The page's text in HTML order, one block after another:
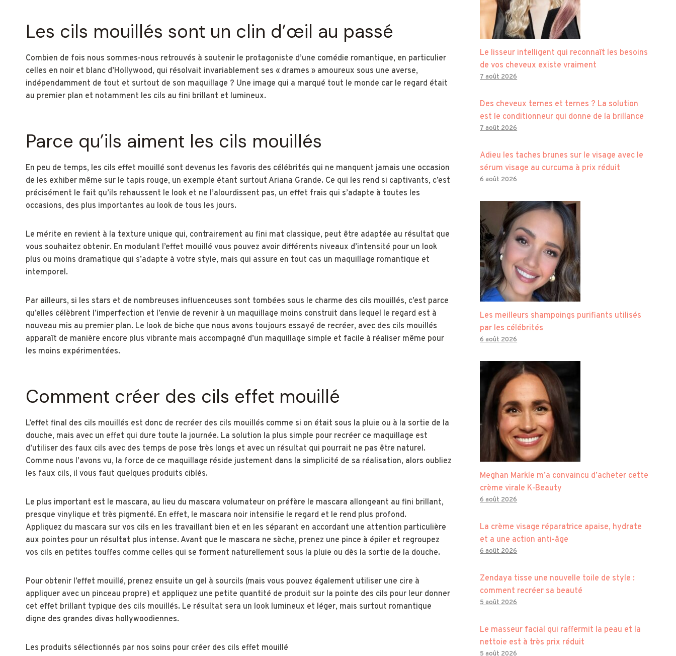
Les cils mouillés sont un clin d’œil au passé
Combien de fois nous sommes-nous retrouvés à soutenir le protagoniste d’une comédie romantique, en particulier
celles en noir et blanc d’Hollywood, qui résolvait invariablement ses « drames » amoureux sous une averse,
indépendamment de tout et surtout de son maquillage ? Une image qui a marqué tout le monde car le regard était
au premier plan et notamment les cils au fini brillant et lumineux.
Parce qu’ils aiment les cils mouillés
En peu de temps, les cils effet mouillé sont devenus les favoris des célébrités qui ne manquent jamais une occasion
de les exhiber même sur le tapis rouge, un exemple étant surtout Ariana Grande. Ce qui les rend si captivants, c’est
précisément le fait qu’ils rehaussent le look et ne l’alourdissent pas, un effet frais qui s’adapte à toutes les
occasions, des plus importantes au look de tous les jours.
Le mérite en revient à la texture unique qui, contrairement au fini mat classique, peut être adaptée au résultat que
vous souhaitez obtenir. En modulant l’effet mouillé vous pouvez avoir différents niveaux d’intensité pour un look
plus ou moins dramatique qui s’adapte à votre style, mais qui assure en tout cas un maquillage romantique et
intemporel.
Par ailleurs, si les stars et de nombreuses influenceuses sont tombées sous le charme des cils mouillés, c’est parce
qu’elles célèbrent l’imperfection et l’envie de revenir à un maquillage moins construit dans lequel le regard est à
nouveau mis au premier plan. Le look de biche que nous avons toujours essayé de recréer, avec des cils mouillés
apparaît de manière encore plus vibrante mais accompagné d’un maquillage simple et facile à réaliser même pour
les moins expérimentées.
Comment créer des cils effet mouillé
L’effet final des cils mouillés est donc de recréer des cils mouillés comme si on était sous la pluie ou à la sortie de la
douche, mais avec un effet qui dure toute la journée. La solution la plus simple pour recréer ce maquillage est
d’utiliser des faux cils avec des temps de pose très longs et avec un résultat qui pourrait ne pas être naturel.
Comme nous l’avons vu, la force de ce maquillage réside justement dans la simplicité de sa réalisation, alors oubliez
les faux cils, il vous faut quelques produits ciblés.
Le plus important est le mascara, au lieu du mascara volumateur on préfère le mascara allongeant au fini brillant,
presque vinylique et très pigmenté. En effet, le mascara noir intensifie le regard et le rend plus profond.
Appliquez du mascara sur vos cils en les travaillant bien et en les séparant en accordant une attention particulière
aux pointes pour un résultat plus intense. Avant que le mascara ne sèche, prenez une pince à épiler et regroupez
vos cils en petites touffes comme celles qui se forment naturellement sous la pluie ou dès la sortie de la douche.
Pour obtenir l’effet mouillé, prenez ensuite un gel à sourcils (mais vous pouvez également utiliser une cire à
appliquer avec un pinceau propre) et appliquez une petite quantité de produit sur la pointe des cils pour leur donner
cet effet brillant typique des cils mouillés. Le résultat sera un look lumineux et léger, mais surtout romantique
digne des grandes divas hollywoodiennes.
Les produits sélectionnés par nos soins pour créer des cils effet mouillé
Le lisseur intelligent qui reconnaît les besoins
de vos cheveux existe vraiment
7 août 2026
Des cheveux ternes et ternes ? La solution
est le conditionneur qui donne de la brillance
7 août 2026
Adieu les taches brunes sur le visage avec le
sérum visage au curcuma à prix réduit
6 août 2026
Les meilleurs shampoings purifiants utilisés
par les célébrités
6 août 2026
Meghan Markle m’a convaincu d’acheter cette
crème virale K-Beauty
6 août 2026
La crème visage réparatrice apaise, hydrate
et a une action anti-âge
6 août 2026
Zendaya tisse une nouvelle toile de style :
comment recréer sa beauté
5 août 2026
Le masseur facial qui raffermit la peau et la
nettoie est à très prix réduit
5 août 2026